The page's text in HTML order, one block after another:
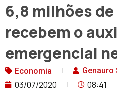
6,8 milhões
recebem o
emergencial
Economia Genauro
03/07/2020 08:41